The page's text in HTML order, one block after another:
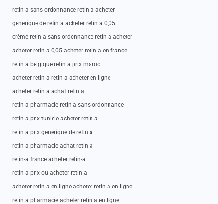
retin a sans ordonnance retin a acheter
generique de retin a acheter retin a 0,05
crème retin-a sans ordonnance retin a acheter
acheter retin a 0,05 acheter retin a en france
retin a belgique retin a prix maroc
acheter retin-a retin-a acheter en ligne
acheter retin a achat retin a
retin a pharmacie retin a sans ordonnance
retin a prix tunisie acheter retin a
retin a prix generique de retin a
retin-a pharmacie achat retin a
retin-a france acheter retin-a
retin a prix ou acheter retin a
acheter retin a en ligne acheter retin a en ligne
retin a pharmacie acheter retin a en ligne